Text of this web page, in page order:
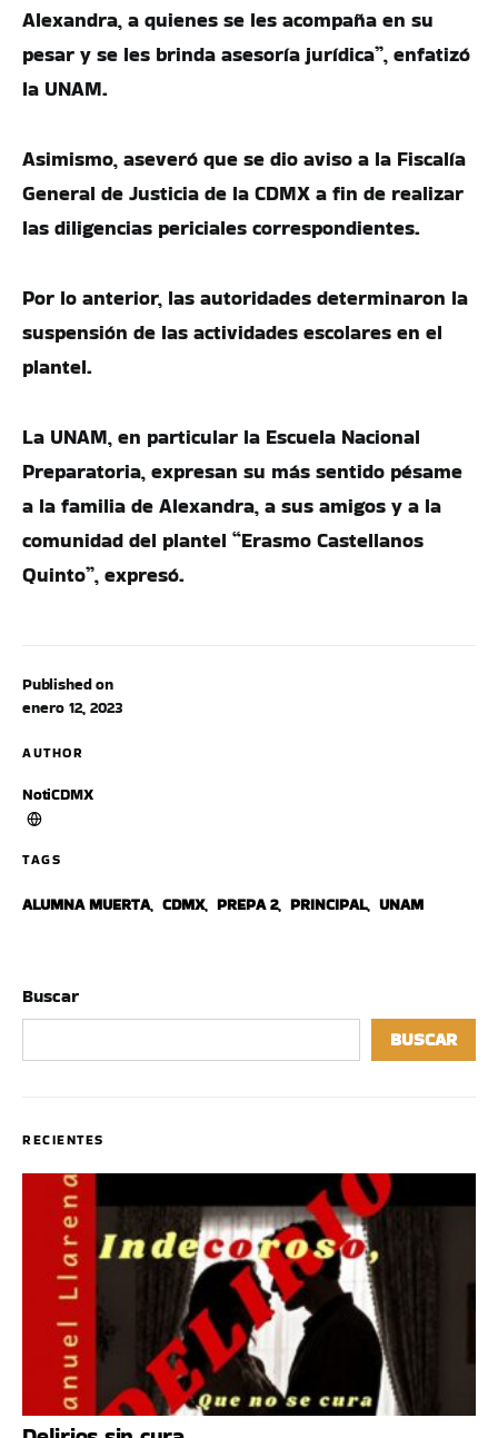
Published on
enero 12, 2023
AUTHOR
NotiCDMX
TAGS
ALUMNA MUERTA, CDMX, PREPA 2, PRINCIPAL, UNAM
Alexandra, a quienes se les acompaña en su
pesar y se les brinda asesoría jurídica”, enfatizó
la UNAM.
Asimismo, aseveró que se dio aviso a la Fiscalía
General de Justicia de la CDMX a fin de realizar
las diligencias periciales correspondientes.
Por lo anterior, las autoridades determinaron la
suspensión de las actividades escolares en el
plantel.
La UNAM, en particular la Escuela Nacional
Preparatoria, expresan su más sentido pésame
a la familia de Alexandra, a sus amigos y a la
comunidad del plantel “Erasmo Castellanos
Quinto”, expresó.
Buscar
BUSCAR
RECIENTES